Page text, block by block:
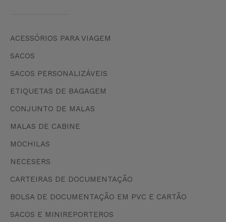
ACESSÓRIOS PARA VIAGEM
SACOS
SACOS PERSONALIZÁVEIS
ETIQUETAS DE BAGAGEM
CONJUNTO DE MALAS
MALAS DE CABINE
MOCHILAS
NECESERS
CARTEIRAS DE DOCUMENTAÇÃO
BOLSA DE DOCUMENTAÇÃO EM PVC E CARTÃO
SACOS E MINIREPORTEROS